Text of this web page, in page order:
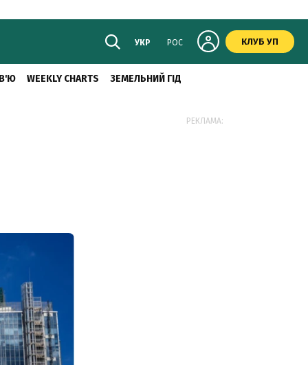
УКР РОС КЛУБ УП
WEEKLY CHARTS ЗЕМЕЛЬНИЙ ГІД
РЕКЛАМА: